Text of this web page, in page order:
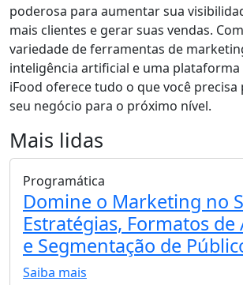
poderosa para aumentar sua
mais clientes e gerar suas vendas.
variedade de ferramentas de
inteligência artificial e uma
iFood oferece tudo o que você precisa
seu negócio para o próximo nível.
Mais lidas
Programática
Domine o Marketing no
Estratégias, Formatos
e Segmentação de
Saiba mais